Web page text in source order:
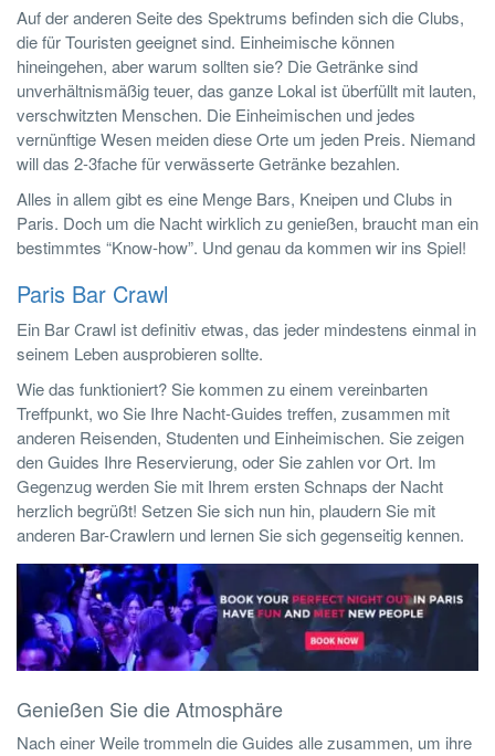
Auf der anderen Seite des Spektrums befinden sich die Clubs,
die für Touristen geeignet sind. Einheimische können
hineingehen, aber warum sollten sie? Die Getränke sind
unverhältnismäßig teuer, das ganze Lokal ist überfüllt mit lauten,
verschwitzten Menschen. Die Einheimischen und jedes
vernünftige Wesen meiden diese Orte um jeden Preis. Niemand
will das 2-3fache für verwässerte Getränke bezahlen.
Alles in allem gibt es eine Menge Bars, Kneipen und Clubs in
Paris. Doch um die Nacht wirklich zu genießen, braucht man ein
bestimmtes “Know-how”. Und genau da kommen wir ins Spiel!
Paris Bar Crawl
Ein Bar Crawl ist definitiv etwas, das jeder mindestens einmal in
seinem Leben ausprobieren sollte.
Wie das funktioniert? Sie kommen zu einem vereinbarten
Treffpunkt, wo Sie Ihre Nacht-Guides treffen, zusammen mit
anderen Reisenden, Studenten und Einheimischen. Sie zeigen
den Guides Ihre Reservierung, oder Sie zahlen vor Ort. Im
Gegenzug werden Sie mit Ihrem ersten Schnaps der Nacht
herzlich begrüßt! Setzen Sie sich nun hin, plaudern Sie mit
anderen Bar-Crawlern und lernen Sie sich gegenseitig kennen.
Genießen Sie die Atmosphäre
Nach einer Weile trommeln die Guides alle zusammen, um ihre